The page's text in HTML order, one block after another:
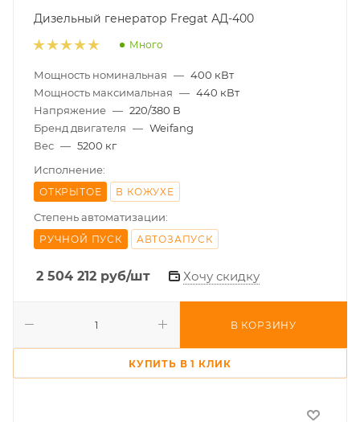
Дизельный генератор Fregat АД-400
Много
Мощность номинальная — 400 кВт
Мощность максимальная — 440 кВт
Напряжение — 220/380 В
Бренд двигателя — Weifang
Вес — 5200 кг
Исполнение:
ОТКРЫТОЕ В КОЖУХЕ
Степень автоматизации:
РУЧНОЙ ПУСК АВТОЗАПУСК
2 504 212 руб/шт Хочу скидку
В КОРЗИНУ
КУПИТЬ В 1 КЛИК